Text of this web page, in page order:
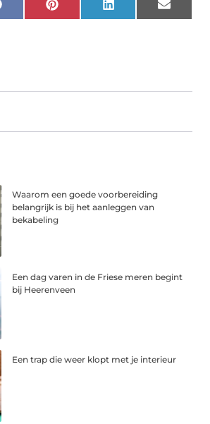
FacebookPinterest LinkedIn Email
Waarom een goede voorbereiding
belangrijk is bij het aanleggen van
bekabeling
Een dag varen in de Friese meren begint
bij Heerenveen
Een trap die weer klopt met je interieur